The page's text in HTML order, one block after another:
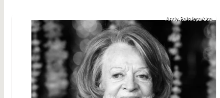
Andy Rain/epa/dpa